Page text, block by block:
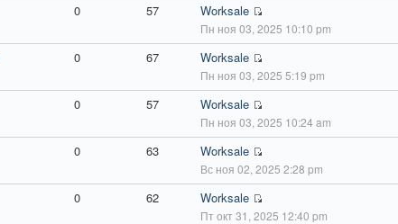
0 57 Worksale
Пн ноя 03, 2025 10:10 pm
0 67 Worksale
Пн ноя 03, 2025 5:19 pm
0 57 Worksale
Пн ноя 03, 2025 10:24 am
0 63 Worksale
Вс ноя 02, 2025 2:28 pm
0 62 Worksale
Пт окт 31, 2025 12:40 pm